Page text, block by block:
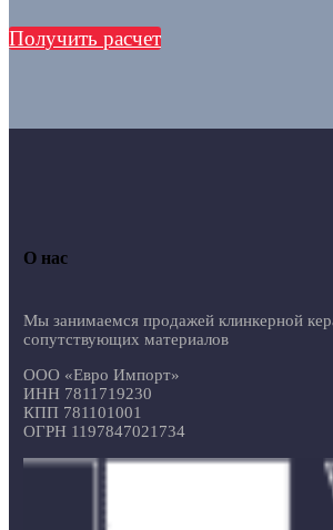
Получить расчет
О нас
Мы занимаемся продажей клинкерной
сопутствующих материалов
ООО «Евро Импорт»
ИНН 7811719230
КПП 781101001
ОГРН 1197847021734